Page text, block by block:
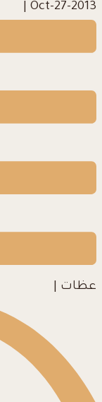
2013-Oct-27
عظات